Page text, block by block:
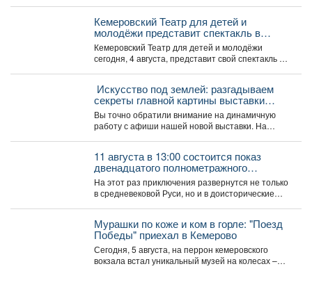
читателей с...
Кемеровский Театр для детей и
молодёжи представит спектакль в
Москве
Кемеровский Театр для детей и молодёжи
сегодня, 4 августа, представит свой спектакль на
️ Искусство под землей: разгадываем
секреты главной картины выставки
«Шахтёрская слава» автор Тамара
Шлыкова
Вы точно обратили внимание на динамичную
работу с афиши нашей новой выставки. На
11 августа в 13:00 состоится показ
двенадцатого полнометражного
мультфильма из знаменитой
«богатырской» франшизы - «Три
богатыря и Пуп Земли» (2023).
На этот раз приключения развернутся не только
в средневековой Руси, но и в доисторические
Мурашки по коже и ком в горле: "Поезд
Победы" приехал в Кемерово
Сегодня, 5 августа, на перрон кемеровского
вокзала встал уникальный музей на колесах –